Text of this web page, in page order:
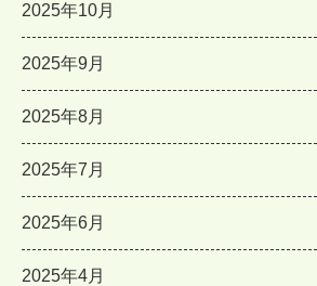
2025年10月
2025年9月
2025年8月
2025年7月
2025年6月
2025年4月